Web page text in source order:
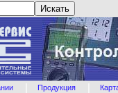
Продукция